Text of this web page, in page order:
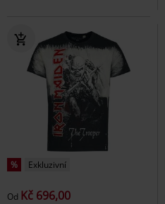
% Exkluzivní
Od Kč 696,00